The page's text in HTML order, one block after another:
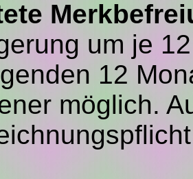
um je
12
möglich.